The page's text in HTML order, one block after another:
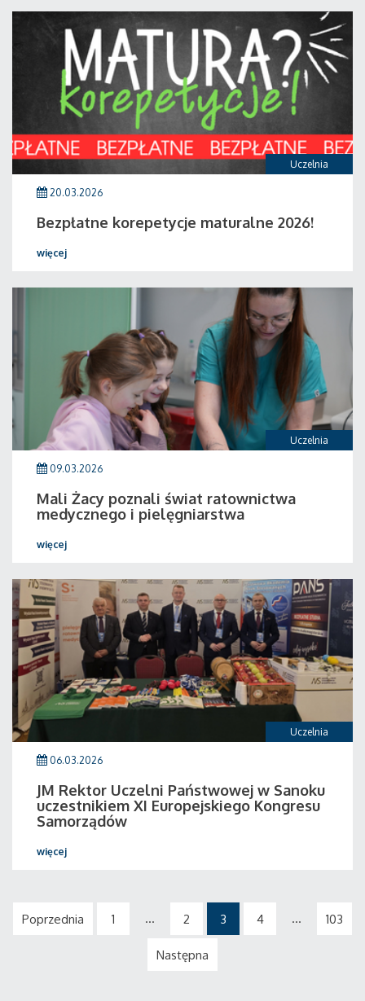
Uczelnia
20.03.2026
Bezpłatne korepetycje maturalne 2026!
więcej
Uczelnia
09.03.2026
Mali Żacy poznali świat ratownictwa
medycznego i pielęgniarstwa
więcej
Uczelnia
06.03.2026
JM Rektor Uczelni Państwowej w Sanoku
uczestnikiem XI Europejskiego Kongresu
Samorządów
więcej
Poprzednia 1 ... 2 3 4 ... 103
Następna